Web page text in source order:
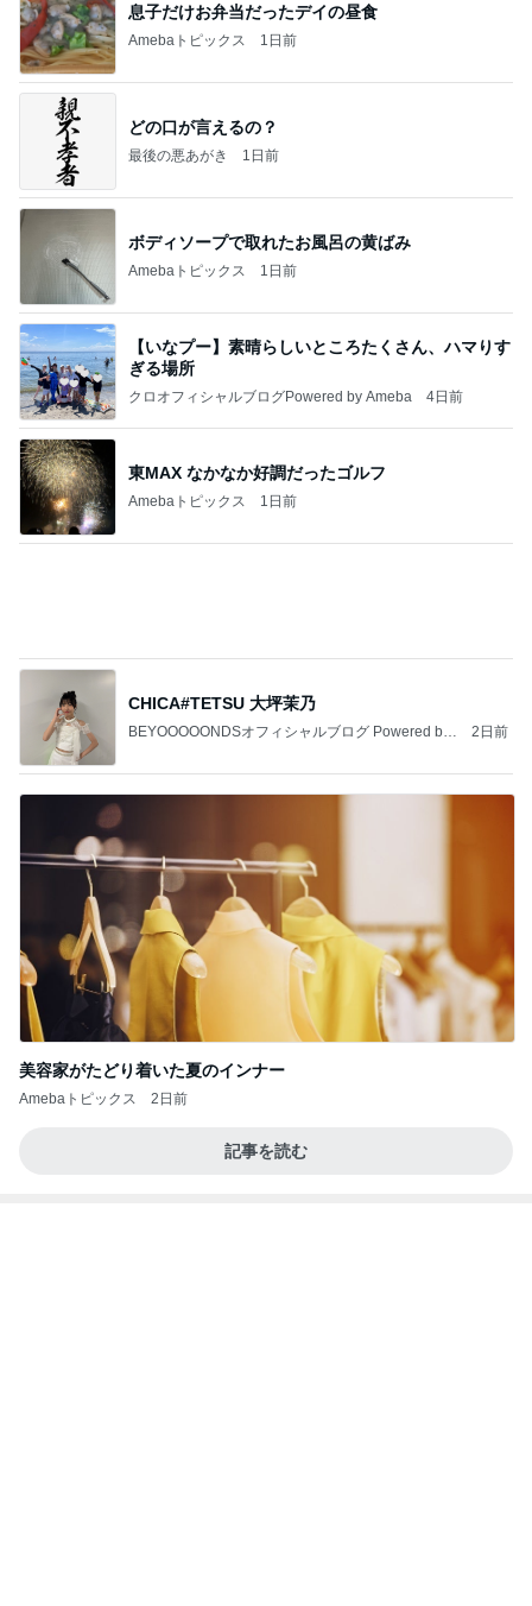
息子だけお弁当だったデイの昼食
Amebaトピックス 1日前
どの口が言えるの？
最後の悪あがき 1日前
ボディソープで取れたお風呂の黄ばみ
Amebaトピックス 1日前
【いなプー】素晴らしいところたくさん、ハマりす
ぎる場所
クロオフィシャルブログPowered by Ameba 4日前
東MAX なかなか好調だったゴルフ
Amebaトピックス 1日前
CHICA#TETSU 大坪茉乃
BEYOOOOONDSオフィシャルブログ Powered by
2日前
美容家がたどり着いた夏のインナー
Amebaトピックス 2日前
記事を読む